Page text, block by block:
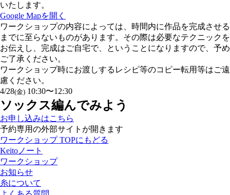
いたします。
Google Mapを開く
ワークショップの内容によっては、時間内に作品を完成させる
までに至らないものがあります。その際は必要なテクニックを
お伝えし、完成はご自宅で、ということになりますので、予め
ご了承ください。
ワークショップ時にお渡しするレシピ等のコピー転用等はご遠
慮ください。
4/28(金) 10:30〜12:30
ソックス編んでみよう
お申し込みはこちら
予約専用の外部サイトが開きます
ワークショップ TOPにもどる
Keitoノート
ワークショップ
お知らせ
糸について